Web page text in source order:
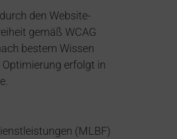
den Website-
gemäß WCAG
bestem Wissen
erfolgt in
(MLBF)